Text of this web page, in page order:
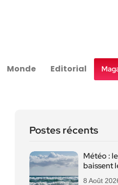
Monde Editorial
Postes récents
Météo :
baissent
8 Août